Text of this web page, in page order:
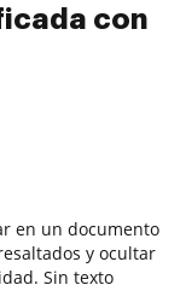
con
en un documento
y ocultar
Sin texto